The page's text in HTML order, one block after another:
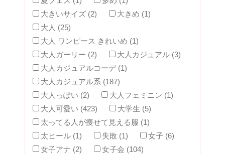
大きいサイズ (2)
大きめ (1)
大人 (25)
大人 ワンピース きれいめ (1)
大人ガーリー (2)
大人カジュアル (3)
大人カジュアルコーデ (1)
大人カジュアル系 (187)
大人っぽい (2)
大人フェミニン (1)
大人可愛い (423)
大学生 (5)
太ってる人が痩せて見える服 (1)
太ヒール (1)
失敗 (1)
女子 (6)
女子アナ (2)
女子会 (104)